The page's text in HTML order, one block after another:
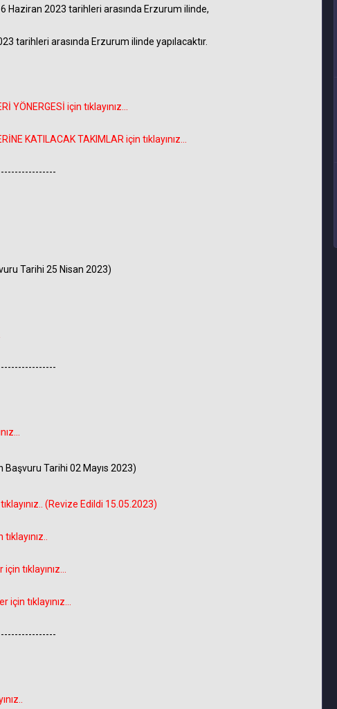
Haziran 2023 tarihleri arasında Erzurum ilinde,
tarihleri arasında Erzurum ilinde yapılacaktır.
YÖNERGESİ için tıklayınız...
KATILACAK TAKIMLAR için tıklayınız...
Tarihi 25 Nisan 2023)
Başvuru Tarihi 02 Mayıs 2023)
(Revize Edildi 15.05.2023)
tıklayınız...
tıklayınız...